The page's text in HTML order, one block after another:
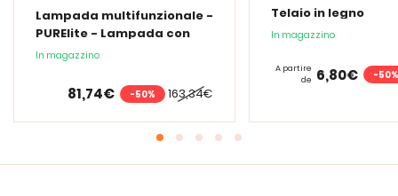
Lampada multifunzionale -
PURElite - Lampada con
lente d'ingrandimento
In magazzino
163,34€
81,74€ -50%
Telaio in legno
In magazzino
A partire
de 6,80€ -50%